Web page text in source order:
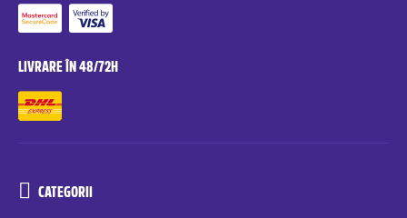
LIVRARE ÎN 48/72H
CATEGORII